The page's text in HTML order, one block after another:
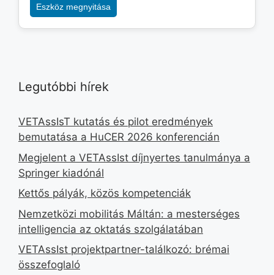
Eszköz megnyitása
Legutóbbi hírek
VETAssIsT kutatás és pilot eredmények
bemutatása a HuCER 2026 konferencián
Megjelent a VETAssIst díjnyertes tanulmánya a
Springer kiadónál
Kettős pályák, közös kompetenciák
Nemzetközi mobilitás Máltán: a mesterséges
intelligencia az oktatás szolgálatában
VETAssIst projektpartner-találkozó: brémai
összefoglaló